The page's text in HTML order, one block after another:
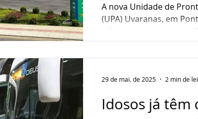
A nova Unidade de
(UPA) Uvaranas, em
a funcionar a partir das
próxima quarta-feira...
Idosos já têm
29 de mai. de 2025 2 min de